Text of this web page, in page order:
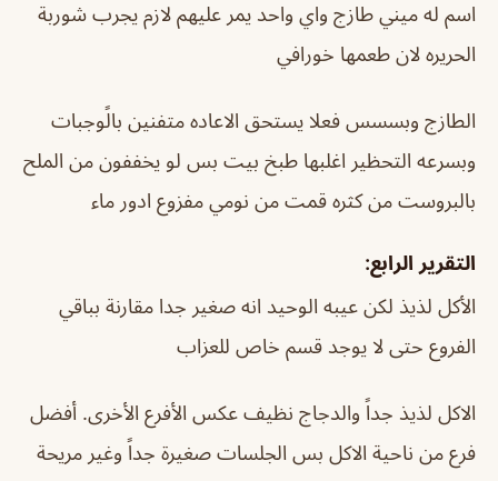
اسم له ميني طازج واي واحد يمر عليهم لازم يجرب شوربة
الحريره لان طعمها خورافي
الطازج وبسسس فعلا يستحق الاعاده متفنين بالًوجبات
وبسرعه التحظير اغلبها طبخ بيت بس لو يخففون من الملح
بالبروست من كثره قمت من نومي مفزوع ادور ماء
التقرير الرابع:
الأكل لذيذ لكن عيبه الوحيد انه صغير جدا مقارنة بباقي
الفروع حتى لا يوجد قسم خاص للعزاب
الاكل لذيذ جداً والدجاج نظيف عكس الأفرع الأخرى. أفضل
فرع من ناحية الاكل بس الجلسات صغيرة جداً وغير مريحة